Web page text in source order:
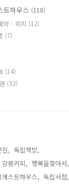
트하우스 (118)
· 위치 (12)
(7)
(14)
(32)
진, 독립책방,
강릉커피, 행복을찾아서,
게스트하우스, 독립서점,